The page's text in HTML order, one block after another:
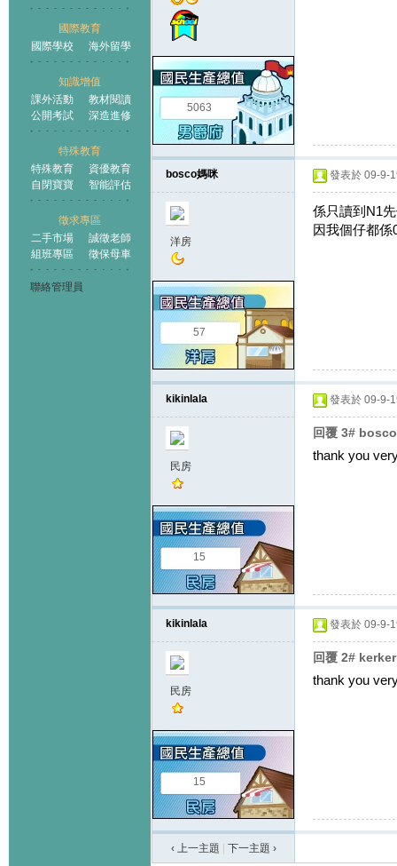
國際教育
國際學校
海外留學
知識增值
課外活動
教材閱讀
公開考試
深造進修
特殊教育
特殊教育
資優教育
自閉寶寶
智能評估
徵求專區
二手市場
誠徵老師
組班專區
徵保母車
聯絡管理員
5063
bosco媽咪
洋房
57
發表於 09-9-
係只讀到N1
因我個仔都
kikinlala
民房
15
發表於 09-9-
回覆 3#
thank you
kikinlala
民房
15
發表於 09-9-
回覆 2#
thank you
‹ 上一主題 下一主題 ›